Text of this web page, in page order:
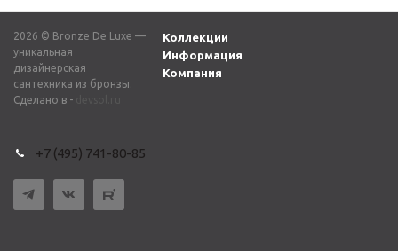
2026 © Bronze De Luxe —
уникальная
дизайнерская
сантехника из бронзы.
Сделано в -
Коллекции
Информация
Компания
+7 (495) 741-80-85